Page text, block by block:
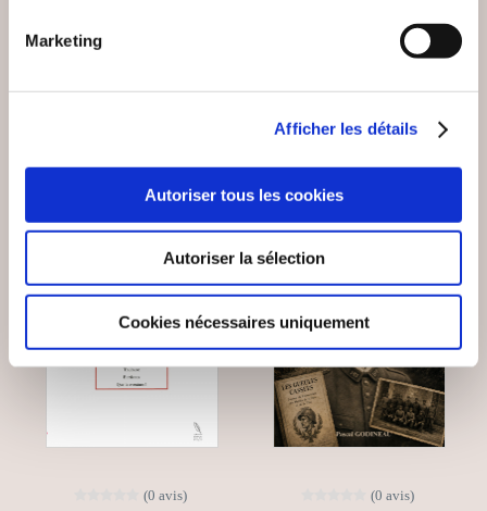
Marketing
Afficher les détails
Autoriser tous les cookies
Autoriser la sélection
Cookies nécessaires uniquement
(0 avis) (0 avis)